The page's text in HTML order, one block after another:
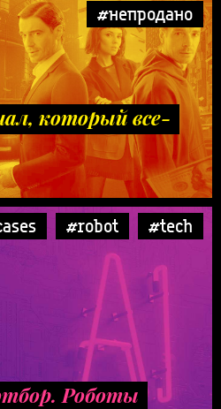
#непродано
который все-
#robot #tech
Роботы